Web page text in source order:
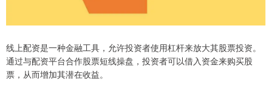
线上配资是一种金融工具，允许投资者使用杠杆来放大其股票投资。
通过与配资平台合作股票短线操盘，投资者可以借入资金来购买股
票，从而增加其潜在收益。